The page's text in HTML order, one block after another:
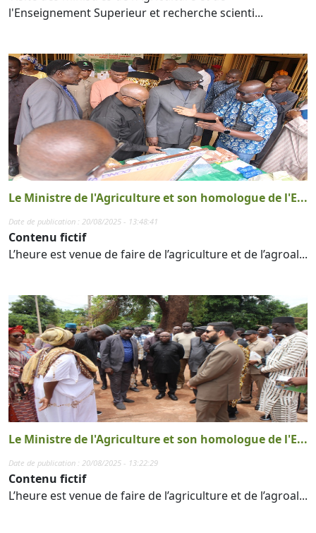
l'Enseignement Superieur et recherche scienti...
Le Ministre de l'Agriculture et son homologue de l'E...
Date de publication : 20/08/2025 - 13:48:41
Contenu fictif
L’heure est venue de faire de l’agriculture et de l’agroal...
Le Ministre de l'Agriculture et son homologue de l'E...
Date de publication : 20/08/2025 - 13:22:29
Contenu fictif
L’heure est venue de faire de l’agriculture et de l’agroal...